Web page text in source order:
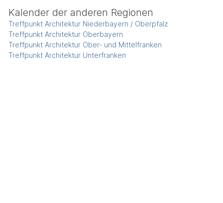
Kalender der anderen Regionen
Treffpunkt Architektur Niederbayern / Oberpfalz
Treffpunkt Architektur Oberbayern
Treffpunkt Architektur Ober- und Mittelfranken
Treffpunkt Architektur Unterfranken